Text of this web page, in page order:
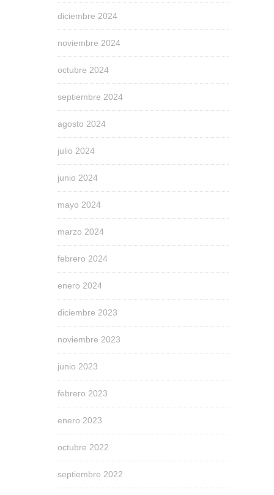
diciembre 2024
noviembre 2024
octubre 2024
septiembre 2024
agosto 2024
julio 2024
junio 2024
mayo 2024
marzo 2024
febrero 2024
enero 2024
diciembre 2023
noviembre 2023
junio 2023
febrero 2023
enero 2023
octubre 2022
septiembre 2022